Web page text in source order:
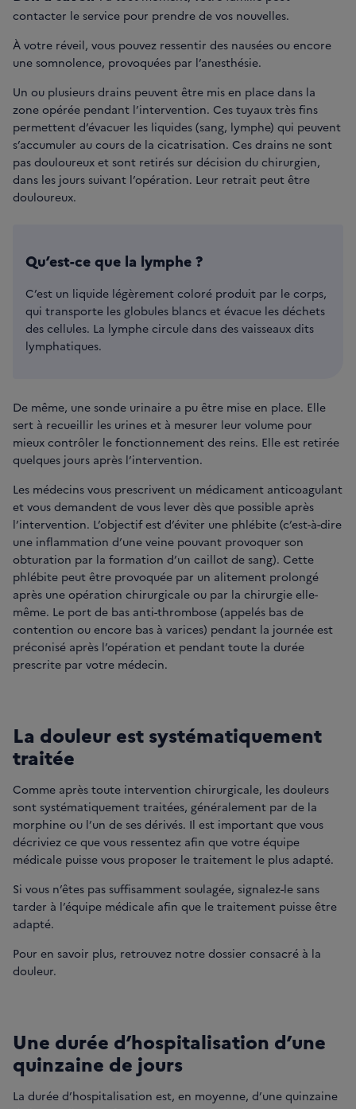
contacter le service pour prendre de vos nouvelles.
À votre réveil, vous pouvez ressentir des nausées ou encore
une somnolence, provoquées par l’anesthésie.
Un ou plusieurs drains peuvent être mis en place dans la
zone opérée pendant l’intervention. Ces tuyaux très fins
permettent d’évacuer les liquides (sang, lymphe) qui peuvent
s’accumuler au cours de la cicatrisation. Ces drains ne sont
pas douloureux et sont retirés sur décision du chirurgien,
dans les jours suivant l’opération. Leur retrait peut être
douloureux.
Qu’est-ce que la lymphe ?
C’est un liquide légèrement coloré produit par le corps,
qui transporte les globules blancs et évacue les déchets
des cellules. La lymphe circule dans des vaisseaux dits
lymphatiques.
De même, une sonde urinaire a pu être mise en place. Elle
sert à recueillir les urines et à mesurer leur volume pour
mieux contrôler le fonctionnement des reins. Elle est retirée
quelques jours après l’intervention.
Les médecins vous prescrivent un médicament anticoagulant
et vous demandent de vous lever dès que possible après
l’intervention. L’objectif est d’éviter une phlébite (c’est-à-dire
une inflammation d’une veine pouvant provoquer son
obturation par la formation d’un caillot de sang). Cette
phlébite peut être provoquée par un alitement prolongé
après une opération chirurgicale ou par la chirurgie elle-
même. Le port de bas anti-thrombose (appelés bas de
contention ou encore bas à varices) pendant la journée est
préconisé après l’opération et pendant toute la durée
prescrite par votre médecin.
La douleur est systématiquement
traitée
Comme après toute intervention chirurgicale, les douleurs
sont systématiquement traitées, généralement par de la
morphine ou l’un de ses dérivés. Il est important que vous
décriviez ce que vous ressentez afin que votre équipe
médicale puisse vous proposer le traitement le plus adapté.
Si vous n’êtes pas suffisamment soulagée, signalez-le sans
tarder à l’équipe médicale afin que le traitement puisse être
adapté.
Pour en savoir plus, retrouvez notre dossier consacré à la
douleur.
Une durée d’hospitalisation d’une
quinzaine de jours
La durée d’hospitalisation est, en moyenne, d’une quinzaine